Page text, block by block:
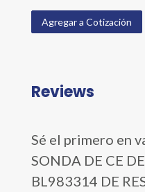
Agregar a Cotización
Reviews
Sé el primero en
SONDA DE CE
BL983314 DE